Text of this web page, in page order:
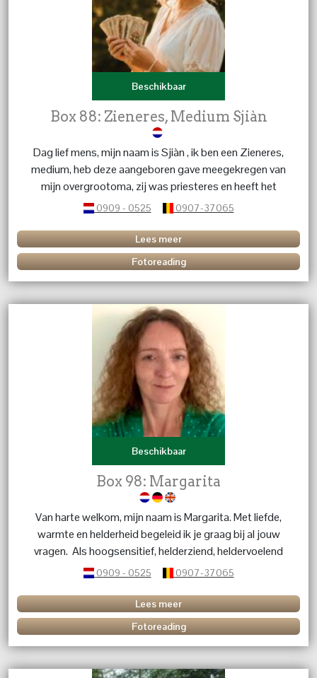
Beschikbaar
Box 88: Zieneres, Medium Sjiàn
Dag lief mens, mijn naam is Sjiàn , ik ben een Zieneres,
medium, heb deze aangeboren gave meegekregen van
mijn overgrootoma, zij was priesteres en heeft het
stokje doorgeven in de familie ,, ik ben al mijn hele leven
mogen begeleiden bij hun processen , reis in het leven.
Geen vraag is mij te gek, ik kom snel tot de kern daar
waar ik moet zijn, met sterke tijdsaanduidingen. Ik doe
het met alle liefde en bezorgdheid zodat u snel weer
verder kan.
0909 - 0525 0907-37065
Lees meer
Fotoreading
Beschikbaar
Box 98: Margarita
Van harte welkom, mijn naam is Margarita. Met liefde,
warmte en helderheid begeleid ik je graag bij al jouw
vragen. Als hoogsensitief, helderziend, heldervoelend
en helderwetend begeleider bied ik inzichten,
van blokkades en trauma’s. Je kunt bij mij terecht met
uiteenlopende vragen, bijvoorbeeld over relaties, liefde,
werk, carrière, financiën, persoonlijke ontwikkeling en
levensvragen. Ook voor jouw huisdieren kun je bij mij
terecht voor dierencommunicatie, energieheling en
0909 - 0525 0907-37065
Lees meer
Fotoreading